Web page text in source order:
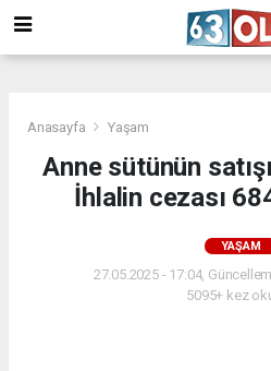
Anasayfa Yaşam
Anne sütünün
İhlalin cezası
YAŞAM
27.05.2025 - 17:04,
5095+ kez